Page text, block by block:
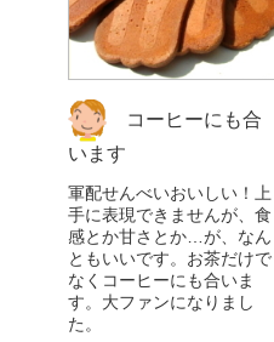
コーヒーにも合
います
軍配せんべいおいしい！上
手に表現できませんが、食
感とか甘さとか…が、なん
ともいいです。お茶だけで
なくコーヒーにも合いま
す。大ファンになりまし
た。